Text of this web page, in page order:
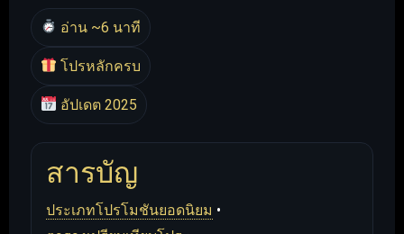
อ่าน ~6 นาที
โปรหลักครบ
อัปเดต 2025
สารบัญ
ประเภทโปรโมชันยอดนิยม •